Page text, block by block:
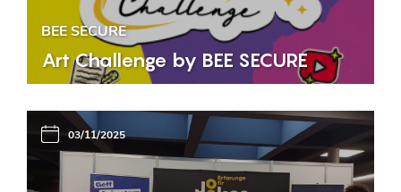
BEE SECURE
Art Challenge by BEE SECURE
03/11/2025